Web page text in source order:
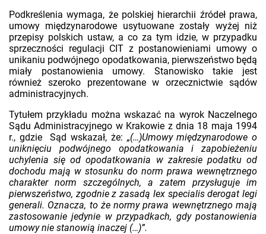
Podkreślenia wymaga, że polskiej hierarchii źródeł prawa,
umowy międzynarodowe usytuowane zostały wyżej niż
przepisy polskich ustaw, a co za tym idzie, w przypadku
sprzeczności regulacji CIT z postanowieniami umowy o
unikaniu podwójnego opodatkowania, pierwszeństwo będą
miały postanowienia umowy. Stanowisko takie jest
również szeroko prezentowane w orzecznictwie sądów
administracyjnych.
Tytułem przykładu można wskazać na wyrok Naczelnego
Sądu Administracyjnego w Krakowie z dnia 18 maja 1994
r., gdzie Sąd wskazał, że: „(…)Umowy międzynarodowe o
uniknięciu podwójnego opodatkowania i zapobieżeniu
uchylenia się od opodatkowania w zakresie podatku od
dochodu mają w stosunku do norm prawa wewnętrznego
charakter norm szczególnych, a zatem przysługuje im
pierwszeństwo, zgodnie z zasadą lex specialis derogat legi
generali. Oznacza, to że normy prawa wewnętrznego mają
zastosowanie jedynie w przypadkach, gdy postanowienia
umowy nie stanowią inaczej (…)”.